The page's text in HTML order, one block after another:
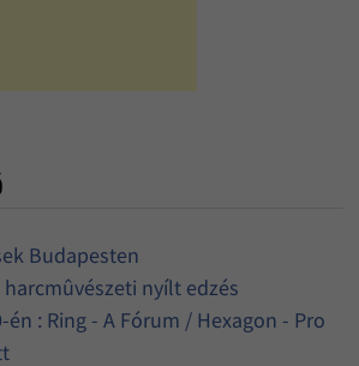
Budapesten
nyílt edzés
én : Ring - A Fórum / Hexagon - Pro